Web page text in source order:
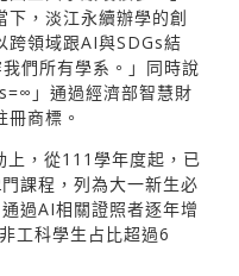
，淡江永續辦學的創
跨領域跟AI與SDGs結
們所有學系。」同時說
」通過經濟部智慧財
商標。
上，從111學年度起，已
課程，列為大一新生必
過AI相關證照者逐年增
工科學生占比超過6